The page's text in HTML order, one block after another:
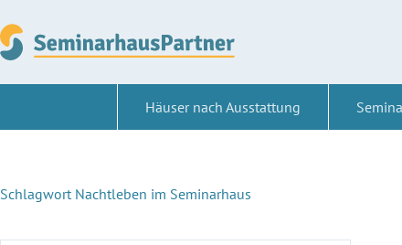
Inhalt
springen
Häuser nach Ausstattung
SchlagwortNachtleben im Seminarhaus